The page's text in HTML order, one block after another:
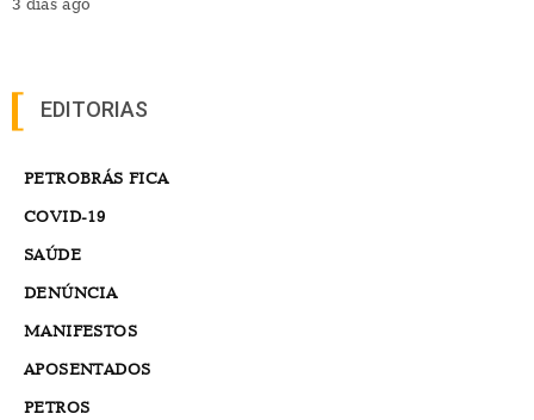
EDITORIAS
PETROBRÁS FICA
COVID-19
SAÚDE
DENÚNCIA
MANIFESTOS
APOSENTADOS
PETROS